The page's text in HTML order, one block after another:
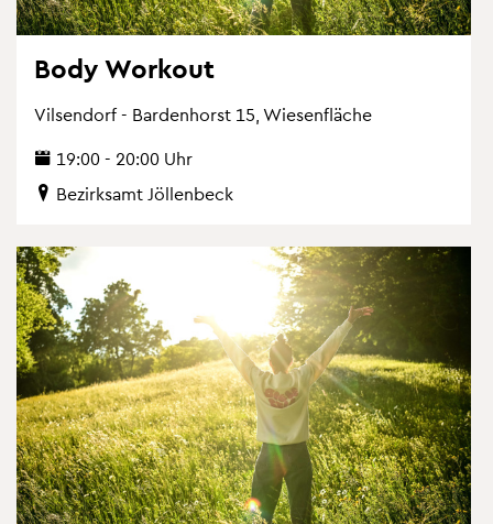
Body Work­out
Vil­sen­dorf - Bar­den­horst 15, Wie­sen­flä­che
19:00 - 20:00 Uhr
Be­zirks­amt Jöl­len­beck